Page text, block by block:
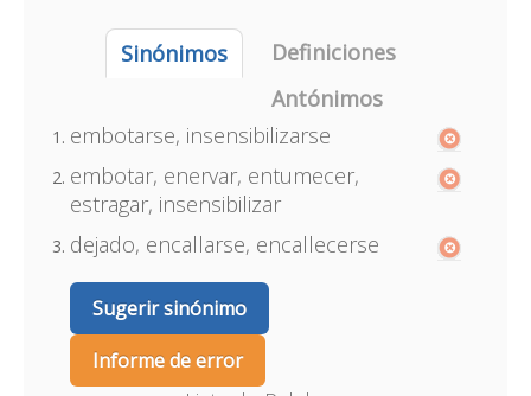
Sinónimos
Definiciones
Antónimos
embotarse, insensibilizarse
embotar, enervar, entumecer,
estragar, insensibilizar
dejado, encallarse, encallecerse
Sugerir sinónimo
Informe de error